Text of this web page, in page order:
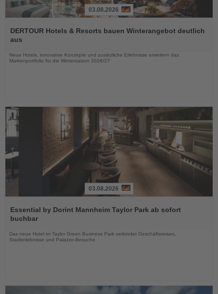
Sie
die
03.08.2026
DERTOUR Hotels & Resorts bauen Winterangebot deutlich
aus
Neue Hotels, innovative Konzepte und zusätzliche Erlebnisse erweitern das
Markenportfolio für die Wintersaison 2026/27
Sie
die
03.08.2026
Essential by Dorint Mannheim Taylor Park ab sofort
buchbar
Das neue Hotel im Taylor Green Business Park verbindet Geschäftsreisen,
Stadterlebnisse und Palazzo-Besuche